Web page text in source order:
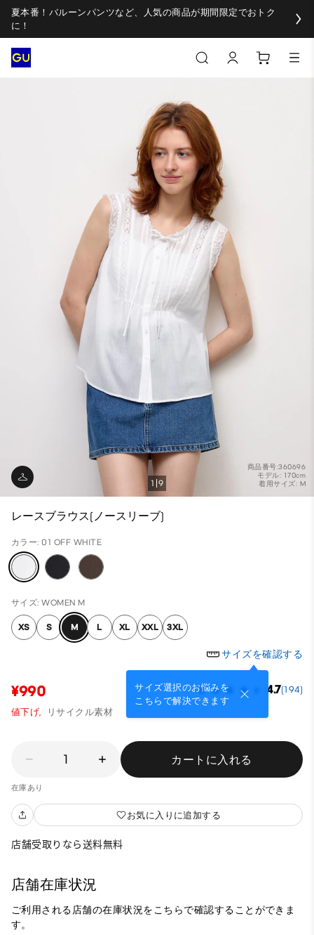
夏本番！バルーンパンツなど、人気の商品が期間限定でおトク
に！
商品番号:360696
モデル: 170cm
着用サイズ: M
1 9
レースブラウス(ノースリーブ)
カラー: 01 OFF WHITE
サイズ: WOMEN M
XS S M L XL XXL 3XL
サイズを確認する
サイズ選択のお悩みを
こちらで解決できます
¥990 4.7(194)
値下げ, リサイクル素材
1 カートに入れる
在庫あり
お気に入りに追加する
店舗受取りなら送料無料
店舗在庫状況
ご利用される店舗の在庫状況をこちらで確認することができま
す。